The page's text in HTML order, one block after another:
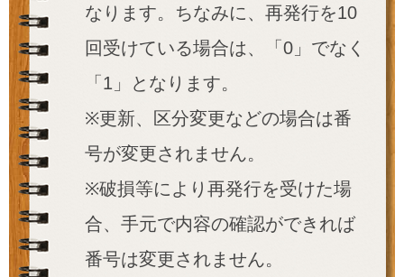
なります。ちなみに、再発行を10
回受けている場合は、「0」でなく
「1」となります。
※更新、区分変更などの場合は番
号が変更されません。
※破損等により再発行を受けた場
合、手元で内容の確認ができれば
番号は変更されません。